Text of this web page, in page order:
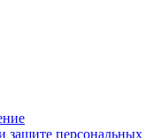
защите персональных